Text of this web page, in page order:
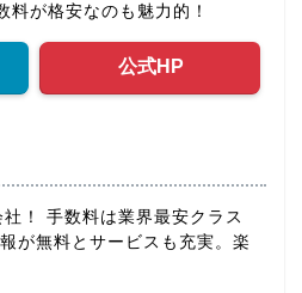
が格安なのも魅力的！
公式HP
！ 手数料は業界最安クラス
が無料とサービスも充実。楽